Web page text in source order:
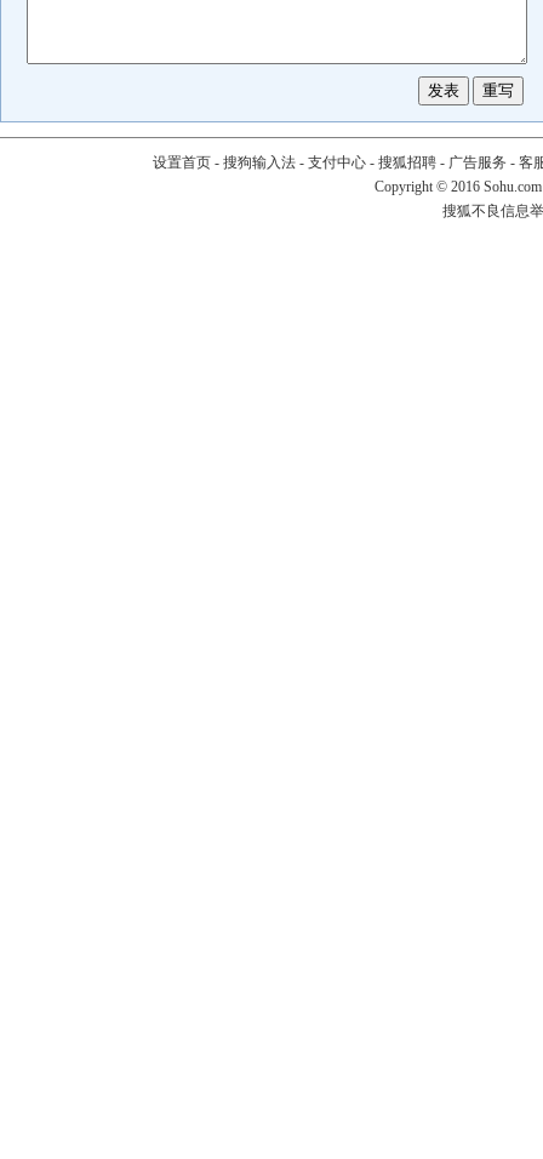
设置首页- 搜狗输入法- 支付中心- 搜狐招聘- 广告服务 - 客
Copyright © 2016
搜狐不良信息